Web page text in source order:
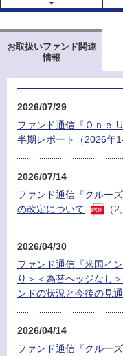
お取扱いファンド 関連
情報
2026/07/29
ファンド通信『Ｏｎｅ
半期レポート（2026年
2026/07/14
ファンド通信『クルー
の改定について
（
2026/04/30
ファンド通信『米国イ
り＞＜為替ヘッジなし
ンドの状況と今後の見
2026/04/14
ファンド通信『クルー